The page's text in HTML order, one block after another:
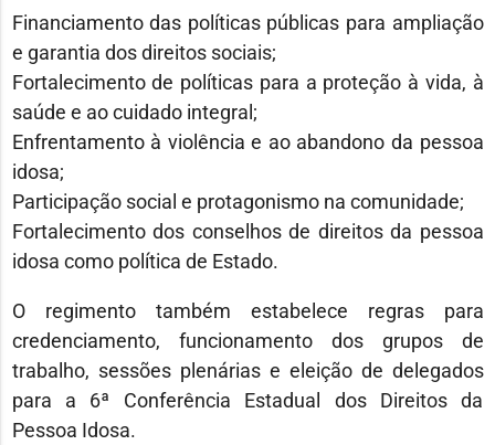
Financiamento das políticas públicas para ampliação
e garantia dos direitos sociais;
Fortalecimento de políticas para a proteção à vida, à
saúde e ao cuidado integral;
Enfrentamento à violência e ao abandono da pessoa
idosa;
Participação social e protagonismo na comunidade;
Fortalecimento dos conselhos de direitos da pessoa
idosa como política de Estado.
O regimento também estabelece regras para
credenciamento, funcionamento dos grupos de
trabalho, sessões plenárias e eleição de delegados
para a 6ª Conferência Estadual dos Direitos da
Pessoa Idosa.